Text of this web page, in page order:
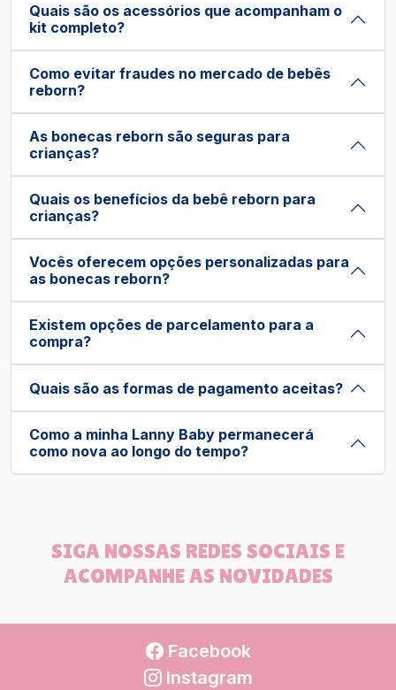
Quais são os acessórios que acompanham o
kit completo?
Como evitar fraudes no mercado de bebês
reborn?
As bonecas reborn são seguras para
crianças?
Quais os benefícios da bebê reborn para
crianças?
Vocês oferecem opções personalizadas para
as bonecas reborn?
Existem opções de parcelamento para a
compra?
Quais são as formas de pagamento aceitas?
Como a minha Lanny Baby permanecerá
como nova ao longo do tempo?
SIGA NOSSAS REDES SOCIAIS E
ACOMPANHE AS NOVIDADES
Facebook
Instagram